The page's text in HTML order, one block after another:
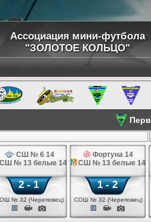
Ассоциация мини-футбола
"ЗОЛОТОЕ КОЛЬЦО"
СШ № 6 14
№ 13 белые 14
2 - 1
№ 32 (Череповец)
Фортуна 14
СШ № 13 белые 14
1 - 2
СОШ № 32 (Череповец)